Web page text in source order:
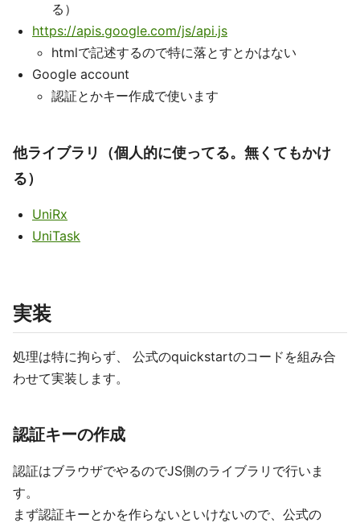
る）
https://apis.google.com/js/api.js
htmlで記述するので特に落とすとかはない
Google account
認証とかキー作成で使います
他ライブラリ（個人的に使ってる。無くてもかけ
る）
UniRx
UniTask
実装
処理は特に拘らず、 公式のquickstartのコードを組み合
わせて実装します。
認証キーの作成
認証はブラウザでやるのでJS側のライブラリで行いま
す。
まず認証キーとかを作らないといけないので、公式の